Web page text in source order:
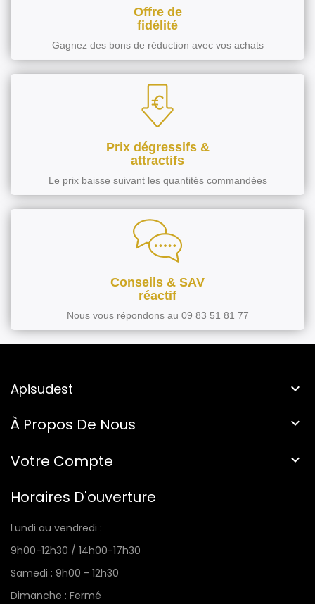
Offre de
fidélité
Gagnez des bons de réduction avec vos achats
Prix dégressifs &
attractifs
Le prix baisse suivant les quantités commandées
Conseils & SAV
réactif
Nous vous répondons au 09 83 51 81 77
Apisudest 
À Propos De Nous 
Votre Compte 
Horaires D'ouverture
Lundi au vendredi :
9h00-12h30 / 14h00-17h30
Samedi : 9h00 - 12h30
Dimanche : Fermé